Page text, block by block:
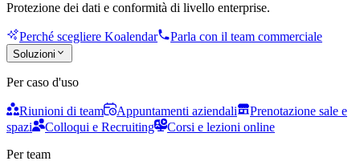
Protezione dei dati e conformità di livello enterprise.
Perché scegliere Koalendar Parla con il team commerciale
Soluzioni
Per caso d'uso
Riunioni di team Appuntamenti aziendali
Prenotazione sale e
spazi
Colloqui e Recruiting
Corsi e lezioni online
Per team